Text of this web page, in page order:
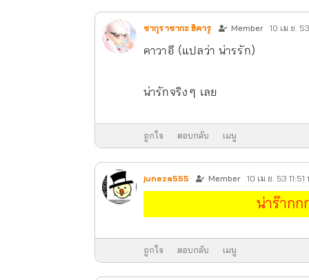
ซากุราซากะ ฮิคารุ Member 10 เม.ย.
คาวาอี (แปลว่า น่ารรัก)
น่ารักจริง ๆ เลย
ถูกใจ ตอบกลับ เมนู
juneza555 Member 10 เม.ย. 53 11:51
น่าร๊าก
ถูกใจ ตอบกลับ เมนู